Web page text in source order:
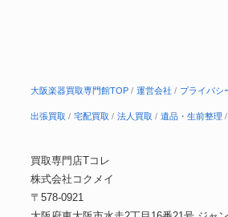
大阪楽器買取専門館TOP 運営会社 プライバシ
出張買取 宅配買取 法人買取 遺品・生前整理
買取専門店Tコレ
株式会社コクメイ
〒578-0921